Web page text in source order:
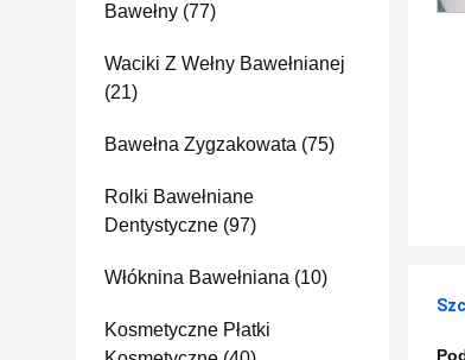
Bawełny (77)
Waciki Z Wełny Bawełnianej
(21)
Bawełna Zygzakowata (75)
Rolki Bawełniane
Dentystyczne (97)
Włóknina Bawełniana (10)
Kosmetyczne Płatki